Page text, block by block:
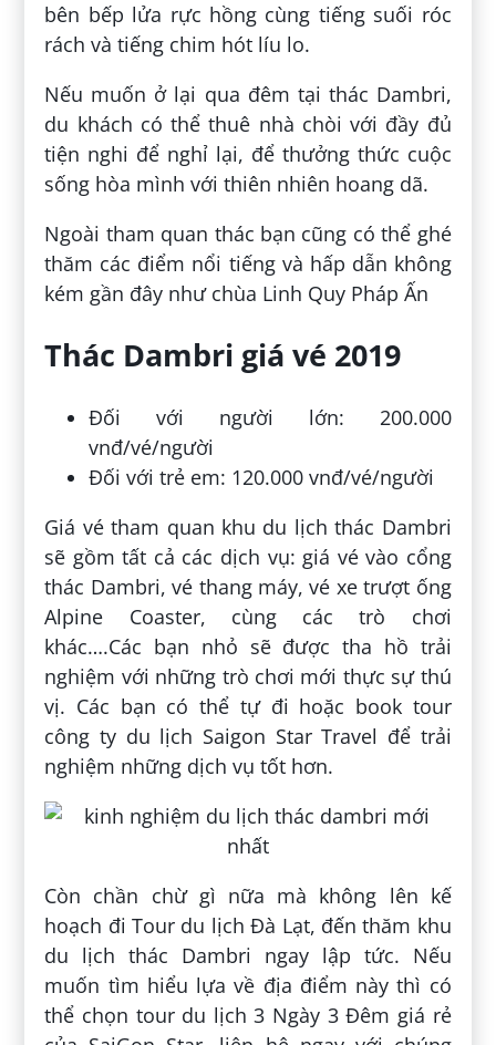
bên bếp lửa rực hồng cùng tiếng suối róc
rách và tiếng chim hót líu lo.
Nếu muốn ở lại qua đêm tại thác Dambri,
du khách có thể thuê nhà chòi với đầy đủ
tiện nghi để nghỉ lại, để thưởng thức cuộc
sống hòa mình với thiên nhiên hoang dã.
Ngoài tham quan thác bạn cũng có thể ghé
thăm các điểm nổi tiếng và hấp dẫn không
kém gần đây như chùa Linh Quy Pháp Ấn
Thác Dambri giá vé 2019
Đối với người lớn: 200.000
vnđ/vé/người
Đối với trẻ em: 120.000 vnđ/vé/người
Giá vé tham quan khu du lịch thác Dambri
sẽ gồm tất cả các dịch vụ: giá vé vào cổng
thác Dambri, vé thang máy, vé xe trượt ống
Alpine Coaster, cùng các trò chơi
khác….Các bạn nhỏ sẽ được tha hồ trải
nghiệm với những trò chơi mới thực sự thú
vị. Các bạn có thể tự đi hoặc book tour
công ty du lịch Saigon Star Travel để trải
nghiệm những dịch vụ tốt hơn.
Còn chần chừ gì nữa mà không lên kế
hoạch đi Tour du lịch Đà Lạt, đến thăm khu
du lịch thác Dambri ngay lập tức. Nếu
muốn tìm hiểu lựa về địa điểm này thì có
thể chọn tour du lịch 3 Ngày 3 Đêm giá rẻ